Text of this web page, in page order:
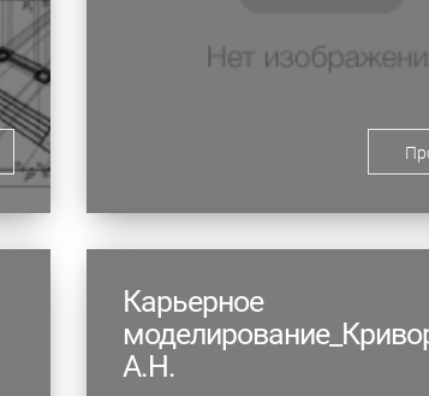
Карьерное
А.Н.